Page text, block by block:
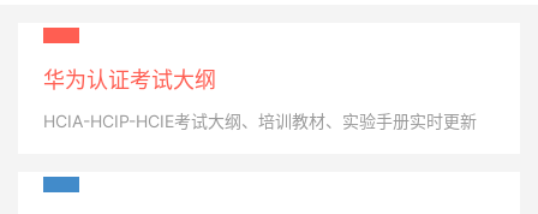
华为认证考试大纲
HCIA-HCIP-HCIE考试大纲、培训教材、实验手册实时更新